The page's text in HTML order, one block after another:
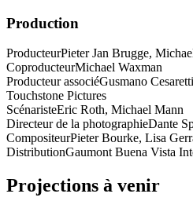
Production
ProducteurPieter Jan Brugge,
CoproducteurMichael Waxman
Producteur associéGusmano
Touchstone Pictures
ScénaristeEric Roth, Michael Mann
Directeur de la photographieDante
CompositeurPieter Bourke, Lisa
DistributionGaumont Buena Vista
Projections à venir